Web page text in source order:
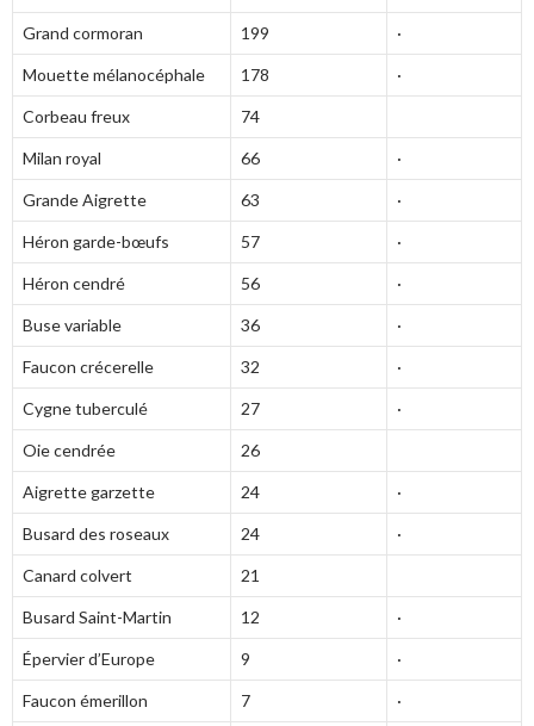
Grand cormoran 199 ·
Mouette mélanocéphale 178 ·
Corbeau freux 74
Milan royal 66 ·
Grande Aigrette 63 ·
Héron garde-bœufs 57 ·
Héron cendré 56 ·
Buse variable 36 ·
Faucon crécerelle 32 ·
Cygne tuberculé 27 ·
Oie cendrée 26
Aigrette garzette 24 ·
Busard des roseaux 24 ·
Canard colvert 21
Busard Saint-Martin 12 ·
Épervier d’Europe 9 ·
Faucon émerillon 7 ·